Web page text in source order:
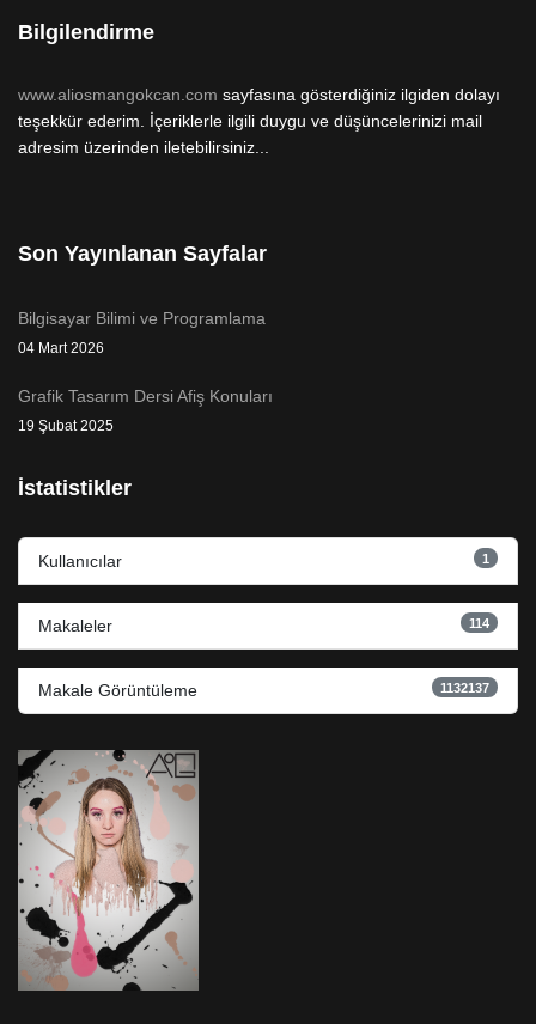
Bilgilendirme
www.aliosmangokcan.com sayfasına gösterdiğiniz ilgiden dolayı
teşekkür ederim. İçeriklerle ilgili duygu ve düşüncelerinizi mail
adresim üzerinden iletebilirsiniz...
Son Yayınlanan Sayfalar
Bilgisayar Bilimi ve Programlama
04 Mart 2026
Grafik Tasarım Dersi Afiş Konuları
19 Şubat 2025
İstatistikler
Kullanıcılar 1
Makaleler 114
Makale Görüntüleme 1132137